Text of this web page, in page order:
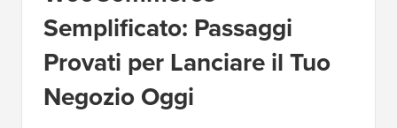
Semplificato: Passaggi
Provati per Lanciare il Tuo
Negozio Oggi